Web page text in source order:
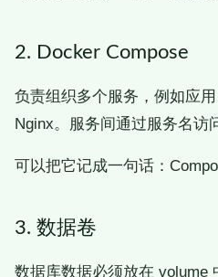
2. Docker Compose
负责组织多个服务，例如应用
Nginx。服务间通过服务名访
可以把它记成一句话：
3. 数据卷
数据库数据必须放在 volume